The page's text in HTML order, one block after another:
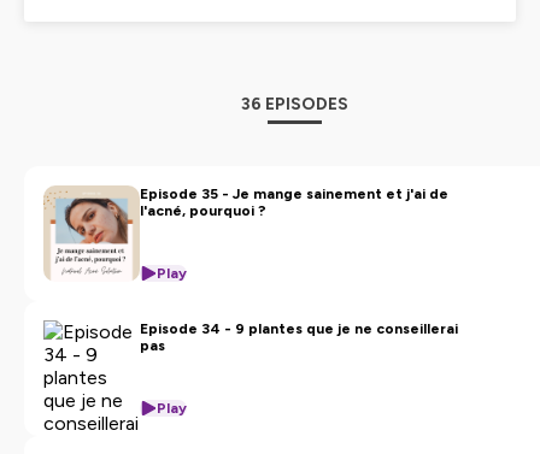
solutions adaptées pour soi, pour ne plus la subir.
Vous aurez une action contre elleen repérant les
informations utileset vous permettra de vous sentir
mieux dans votre peau.
Pour rester informé, c'est par ici :
Sur instagram :
@naturopathekelly
Pour soutenir le podcast :
1- S'abonner au podcast pour ne rater aucun épisode.
2- Mettre 5 étoiles sur Apple Podcast pour aider
d'autres personnes à découvrir le podcast et à ne plus
souffrir de l'acné.
36 EPISODES
Episode 35 - Je mange sainement et j'ai de
l'acné, pourquoi ?
Play
Episode 34 - 9 plantes que je ne conseillerai
pas
Play